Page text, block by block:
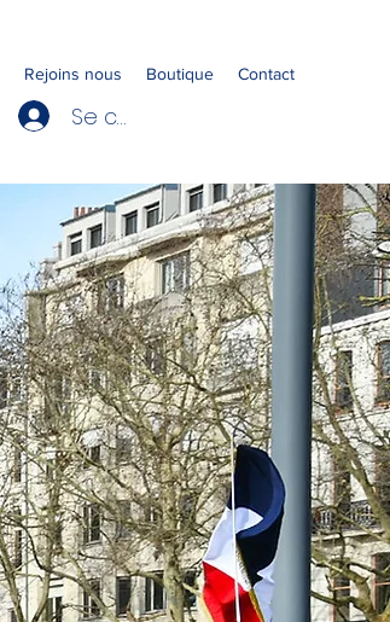
Rejoins nous Boutique Contact
Se connecter